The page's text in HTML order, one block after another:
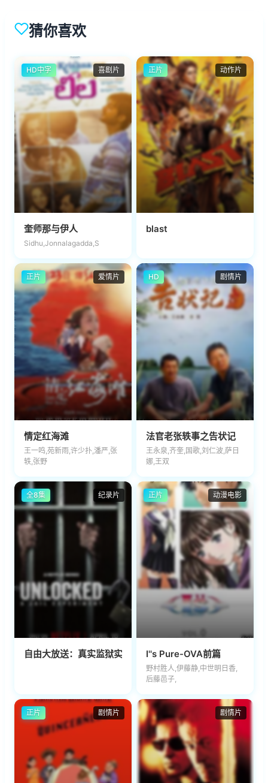
猜你喜欢
喜剧片
HD中字
奎师那与伊人
Sidhu,Jonnalagadda,S
动作片
正片
blast
爱情片
正片
情定红海滩
王一鸣,苑新雨,许少扑,潘严,张
轶,张野
剧情片
HD
法官老张轶事之告状记
王永泉,齐奎,国歌,刘仁波,萨日
娜,王双
纪录片
全8集
自由大放送：真实监狱实验
动漫电影
正片
I''s Pure-OVA前篇
野村胜人,伊藤静,中世明日香,
后藤邑子,
剧情片
正片 剧情片